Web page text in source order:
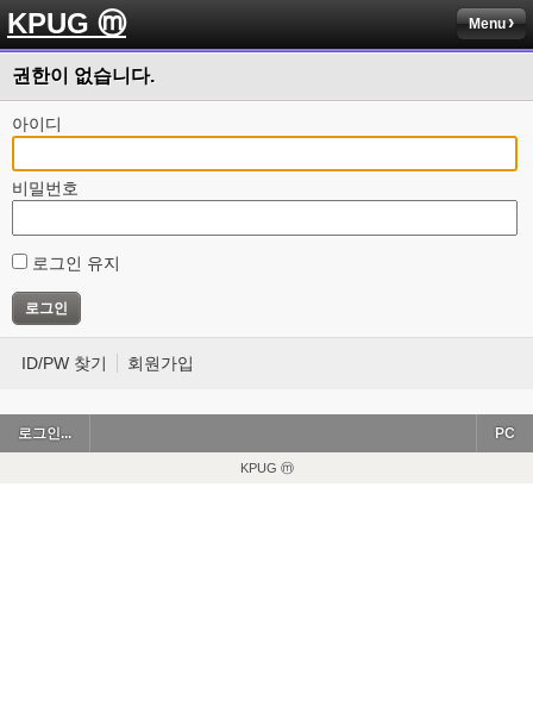
KPUG ⓜ Menu
권한이 없습니다.
아이디
비밀번호
로그인 유지
ID/PW 찾기 회원가입
로그인... PC
KPUG ⓜ